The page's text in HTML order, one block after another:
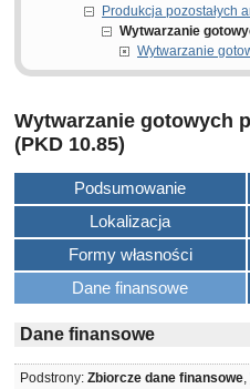
Produkcja pozostałych
Wytwarzanie
Wytwarzanie
Wytwarzanie gotowych
(PKD 10.85)
Podsumowanie
Lokalizacja
Formy własności
Dane finansowe
Dane finansowe
Podstrony: Zbiorcze dane finansowe,